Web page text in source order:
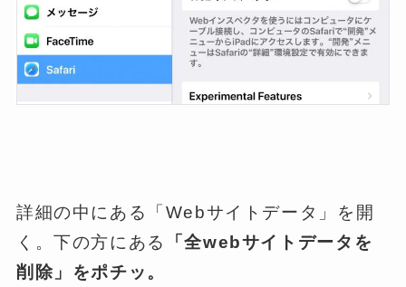
詳細の中にある「Webサイトデータ」を開
く。下の方にある
「全webサイトデータを
削除」をポチッ。